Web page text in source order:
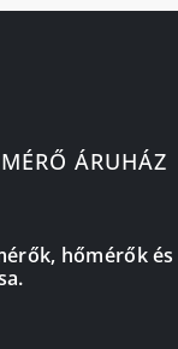
ÁRUHÁZ
hőmérők és